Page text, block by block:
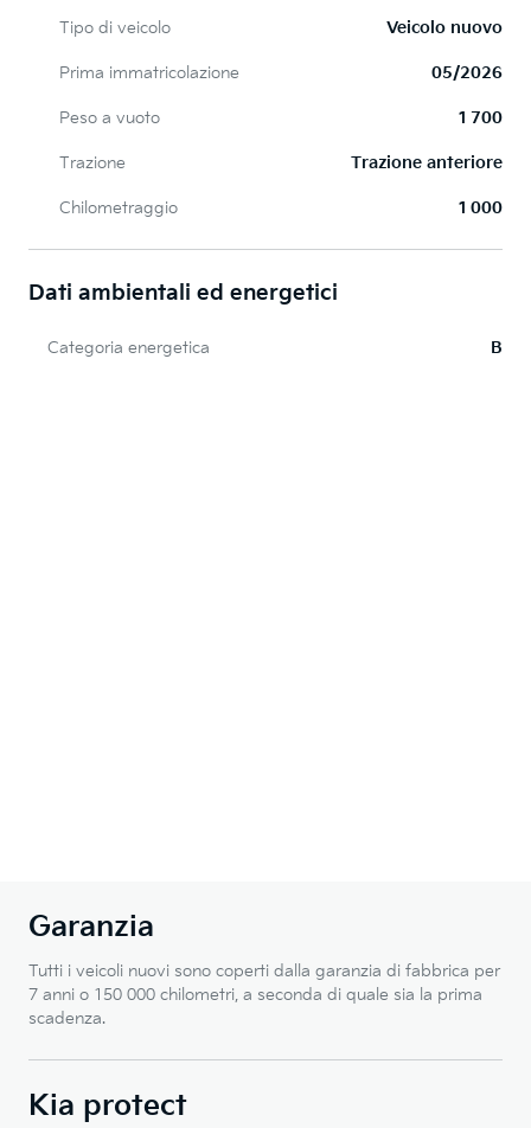
Tipo di veicolo Veicolo nuovo
Prima immatricolazione 05/2026
Peso a vuoto 1 700
Trazione Trazione anteriore
Chilometraggio 1 000
Dati ambientali ed energetici
Categoria energetica B
Garanzia
Tutti i veicoli nuovi sono coperti dalla garanzia di fabbrica per
7 anni o 150 000 chilometri, a seconda di quale sia la prima
scadenza.
Kia protect